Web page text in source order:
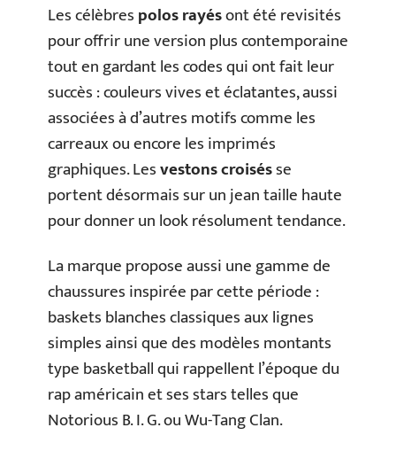
Les célèbrespolos rayésont été revisités
pour offrir une version plus contemporaine
tout en gardant les codes qui ont fait leur
succès : couleurs vives et éclatantes, aussi
associées à d’autres motifs comme les
carreaux ou encore les imprimés
graphiques. Lesvestons croisésse
portent désormais sur un jean taille haute
pour donner un look résolument tendance.
La marque propose aussi une gamme de
chaussures inspirée par cette période :
baskets blanches classiques aux lignes
simples ainsi que des modèles montants
type basketball qui rappellent l’époque du
rap américain et ses stars telles que
Notorious B. I. G. ou Wu-Tang Clan.